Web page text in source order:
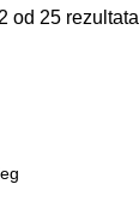
od 25 rezultata